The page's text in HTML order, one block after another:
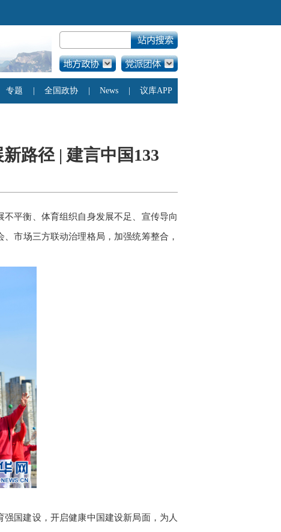
路径 | 建言中国133
平衡、体育组织自身发展不足、宣传导向
市场三方联动治理格局，加强统筹整合，
国建设，开启健康中国建设新局面，为人